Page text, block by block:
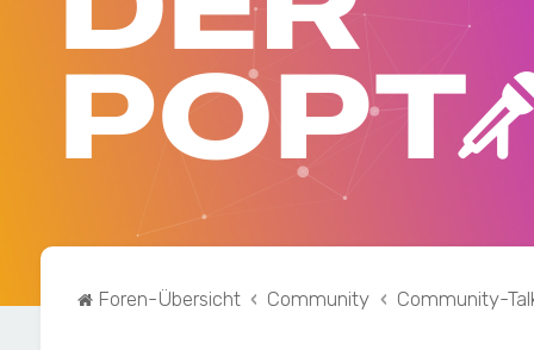
Foren-Übersicht Community Community-